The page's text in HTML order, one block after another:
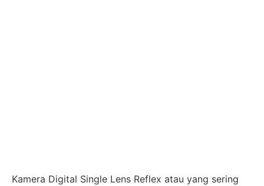
Kamera Digital Single Lens Reflex atau yang sering